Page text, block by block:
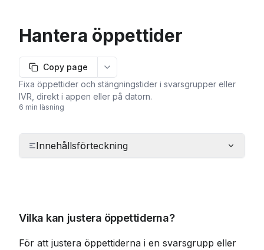
Hantera öppettider
Copy page
More options
Fixa öppettider och stängningstider i svarsgrupper eller
IVR, direkt i appen eller på datorn.
6 min läsning
Innehållsförteckning
Vilka kan justera öppettiderna?
För att justera öppettiderna i en svarsgrupp eller